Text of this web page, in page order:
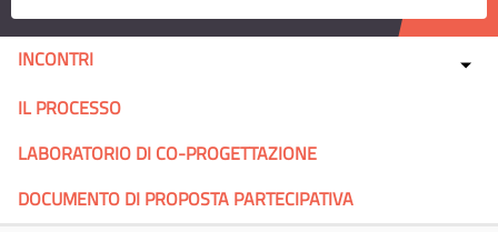
INCONTRI
IL PROCESSO
LABORATORIO DI CO-PROGETTAZIONE
DOCUMENTO DI PROPOSTA PARTECIPATIVA